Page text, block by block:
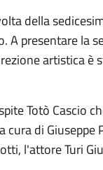
della
A presentare la
artistica è
Totò Cascio
di Giuseppe
l'attore Turi